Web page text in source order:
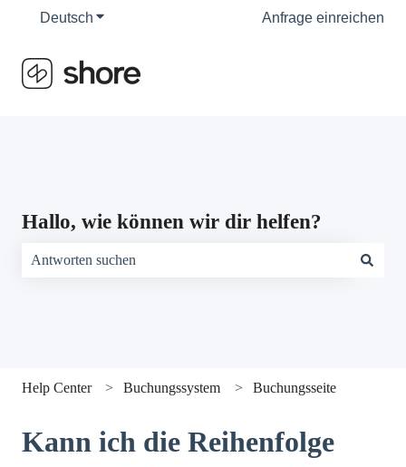
Deutsch Untermenü für Übersetzungen anzeigen
Anfrage einreichen
Hallo, wie können wir dir helfen?
Help Center Buchungssystem Buchungsseite
Kann ich die Reihenfolge